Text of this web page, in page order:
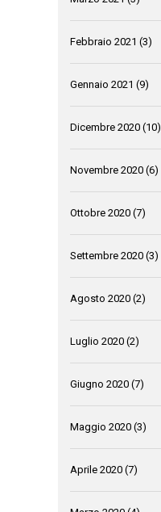
Febbraio 2021 (3)
Gennaio 2021 (9)
Dicembre 2020 (10)
Novembre 2020 (6)
Ottobre 2020 (7)
Settembre 2020 (3)
Agosto 2020 (2)
Luglio 2020 (2)
Giugno 2020 (7)
Maggio 2020 (3)
Aprile 2020 (7)